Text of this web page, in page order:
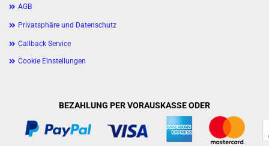
AGB
Privatsphäre und Datenschutz
Callback Service
Cookie Einstellungen
BEZAHLUNG PER VORAUSKASSE ODER